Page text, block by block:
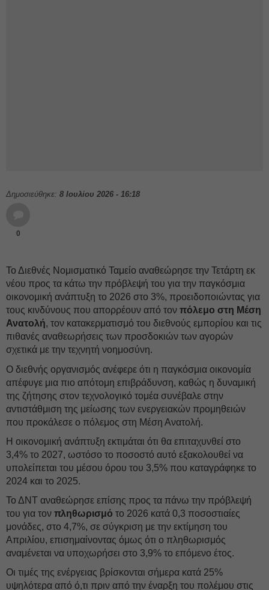
Δημοσιεύθηκε: 8 Ιουλίου 2026 - 16:18
0
Το Διεθνές Νομισματικό Ταμείο αναθεώρησε την Τετάρτη εκ
νέου προς τα κάτω την πρόβλεψή του για την παγκόσμια
οικονομική ανάπτυξη το 2026 στο 3%, προειδοποιώντας για
τους κινδύνους που απορρέουν από τον πόλεμο στη Μέση
Ανατολή, τον κατακερματισμό του διεθνούς εμπορίου και τις
πιθανές αναθεωρήσεις των προσδοκιών των αγορών
σχετικά με την τεχνητή νοημοσύνη.
Ο διεθνής οργανισμός ανέφερε ότι η παγκόσμια οικονομία
απέφυγε μια πιο απότομη επιβράδυνση, καθώς η δυναμική
της ζήτησης στον τεχνολογικό τομέα συνέβαλε στην
αντιστάθμιση της μείωσης των ενεργειακών προμηθειών
που προκάλεσε ο πόλεμος στη Μέση Ανατολή.
Η οικονομική ανάπτυξη εκτιμάται ότι θα επιταχυνθεί στο
3,4% το 2027, ωστόσο το ποσοστό αυτό εξακολουθεί να
υπολείπεται του μέσου όρου του 3,5% που καταγράφηκε το
2024 και το 2025.
Το ΔΝΤ αναθεώρησε επίσης προς τα πάνω την πρόβλεψή
του για τον πληθωρισμό το 2026 κατά 0,3 ποσοστιαίες
μονάδες, στο 4,7%, σε σύγκριση με την εκτίμηση του
Απριλίου, επισημαίνοντας όμως ότι ο πληθωρισμός
αναμένεται να υποχωρήσει στο 3,9% το επόμενο έτος.
Οι τιμές της ενέργειας βρίσκονται σήμερα κατά 25%
υψηλότερα από ό,τι πριν από την έναρξη του πολέμου στις